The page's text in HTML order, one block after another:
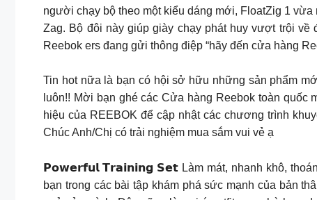
người chạy bộ theo một kiểu dáng mới, FloatZig 1
Zag. Bộ đôi này giúp giày chạy phát huy vượt trội
Reebok ers đang gửi thông điệp “hãy đến cửa hàng
Tin hot nữa là bạn có hội sở hữu những sản phẩm
luôn!! Mời bạn ghé các Cửa hàng Reebok toàn
hiệu của REEBOK để cập nhật các chương trình
Chúc Anh/Chị có trải nghiệm mua sắm vui vẻ ạ
𝗣𝗼𝘄𝗲𝗿𝗳𝘂𝗹 𝗧𝗿𝗮𝗶𝗻𝗶𝗻𝗴 𝗦𝗲𝘁 Làm mát, nhanh khô,
bạn trong các bài tập khám phá sức mạnh của bản